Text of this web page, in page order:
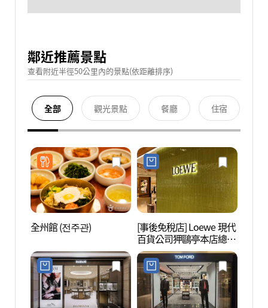
鄰近推薦景點
查看附近半徑50公里內的景點(依距離排序)
全部 觀光景點 餐廳 住宿
全州館 (전주관)
[事後免稅店] Loewe 現代
百貨公司狎鷗亭本店總店
(로에베 현대백화점 압구
정본점)